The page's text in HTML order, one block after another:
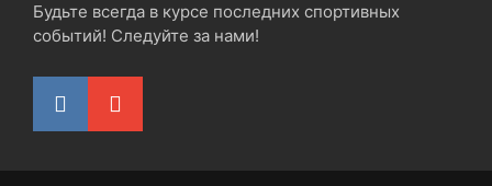
Будьте всегда в курсе последних спортивных
событий! Следуйте за нами!